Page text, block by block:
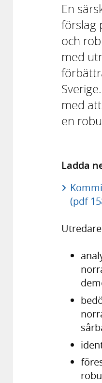
En
förslag
och
med
med
en
Ladda
(pdf